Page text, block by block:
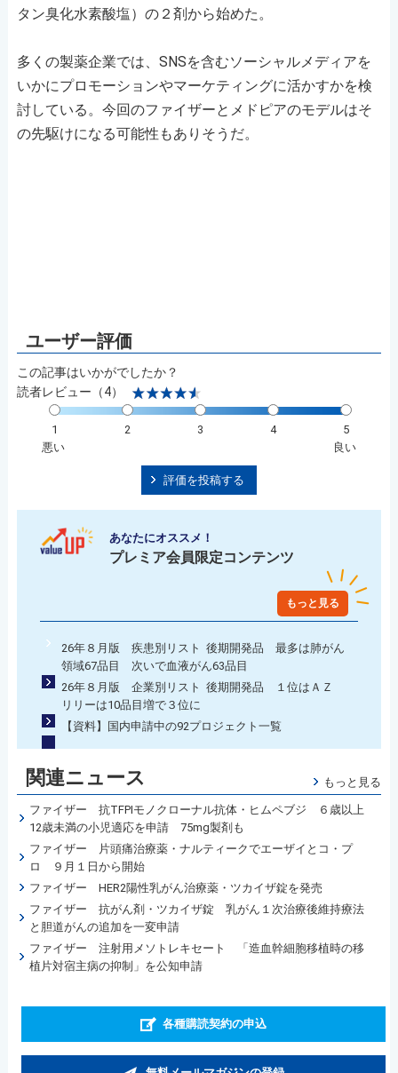
タン臭化水素酸塩）の２剤から始めた。
多くの製薬企業では、SNSを含むソーシャルメディアを
いかにプロモーションやマーケティングに活かすかを検
討している。今回のファイザーとメドピアのモデルはそ
の先駆けになる可能性もありそうだ。
この記事はいかがでしたか？
読者レビュー（4）
1 2 3 4
5
悪い
良い
評価を投稿する
あなたにオススメ！
プレミア会員限定コンテンツ
もっと見る
26年８月版 疾患別リスト 後期開発品 最多は肺がん
領域67品目 次いで血液がん63品目
26年８月版 企業別リスト 後期開発品 １位はＡＺ
リリーは10品目増で３位に
【資料】国内申請中の92プロジェクト一覧
関連ニュース もっと見る
ファイザー 抗TFPIモノクローナル抗体・ヒムペブジ ６歳以上
12歳未満の小児適応を申請 75mg製剤も
ファイザー 片頭痛治療薬・ナルティークでエーザイとコ・プ
ロ ９月１日から開始
ファイザー HER2陽性乳がん治療薬・ツカイザ錠を発売
ファイザー 抗がん剤・ツカイザ錠 乳がん１次治療後維持療法
と胆道がんの追加を一変申請
ファイザー 注射用メソトレキセート 「造血幹細胞移植時の移
植片対宿主病の抑制」を公知申請
各種購読契約の申込